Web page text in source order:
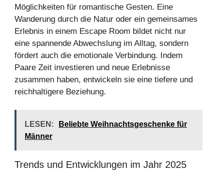
Möglichkeiten für romantische Gesten. Eine
Wanderung durch die Natur oder ein gemeinsames
Erlebnis in einem Escape Room bildet nicht nur
eine spannende Abwechslung im Alltag, sondern
fördert auch die emotionale Verbindung. Indem
Paare Zeit investieren und neue Erlebnisse
zusammen haben, entwickeln sie eine tiefere und
reichhaltigere Beziehung.
LESEN:
Beliebte Weihnachtsgeschenke für
Männer
Trends und Entwicklungen im Jahr 2025